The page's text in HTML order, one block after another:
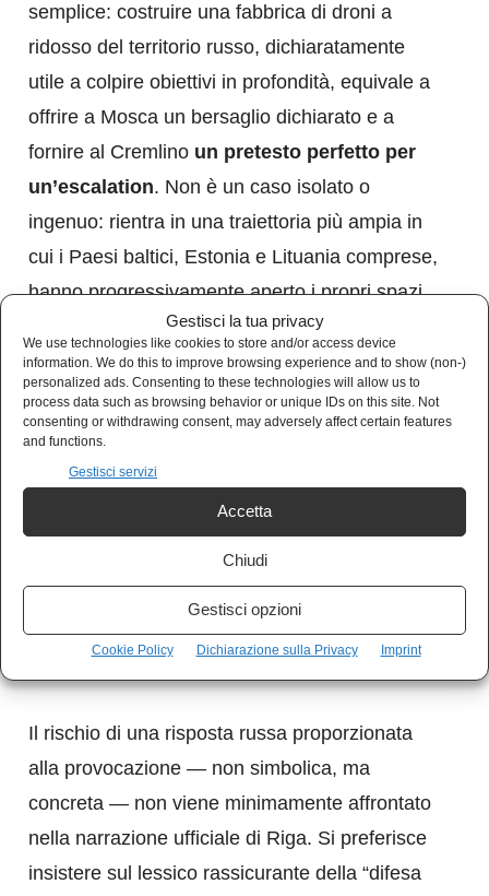
Gestisci la tua privacy
We use technologies like cookies to store and/or access device
information. We do this to improve browsing experience and to show (non-)
personalized ads. Consenting to these technologies will allow us to
process data such as browsing behavior or unique IDs on this site. Not
consenting or withdrawing consent, may adversely affect certain features
and functions.
Gestisci servizi
Accetta
Chiudi
Gestisci opzioni
Cookie Policy Dichiarazione sulla Privacy Imprint
semplice: costruire una fabbrica di droni a
ridosso del territorio russo, dichiaratamente
utile a colpire obiettivi in profondità, equivale a
offrire a Mosca un bersaglio dichiarato e a
fornire al Cremlino un pretesto perfetto per
un’escalation. Non è un caso isolato o
ingenuo: rientra in una traiettoria più ampia in
cui i Paesi baltici, Estonia e Lituania comprese,
hanno progressivamente aperto i propri spazi
aerei ai droni ucraini diretti contro la Russia,
salvo poi lamentarsi quando qualcuno di quei
droni, deviato da contromisure elettroniche o
da errori tecnici, si schianta sul proprio
territorio.
spostando parte della produzione bellica
proprio nel punto più esposto della propria
geografia, come se l’obiettivo non fosse tanto
Il rischio di una risposta russa proporzionata
alla provocazione — non simbolica, ma
concreta — non viene minimamente affrontato
nella narrazione ufficiale di Riga. Si preferisce
insistere sul lessico rassicurante della “difesa